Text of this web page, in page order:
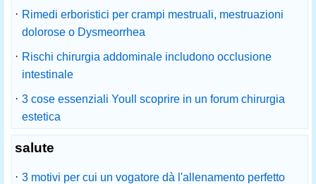
· Rimedi erboristici per crampi mestruali, mestruazioni
dolorose o Dysmeorrhea
· Rischi chirurgia addominale includono occlusione
intestinale
· 3 cose essenziali Youll scoprire in un forum chirurgia
estetica
salute
· 3 motivi per cui un vogatore dà l'allenamento perfetto